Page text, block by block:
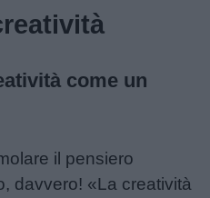
come un
il pensiero
davvero! «La creatività